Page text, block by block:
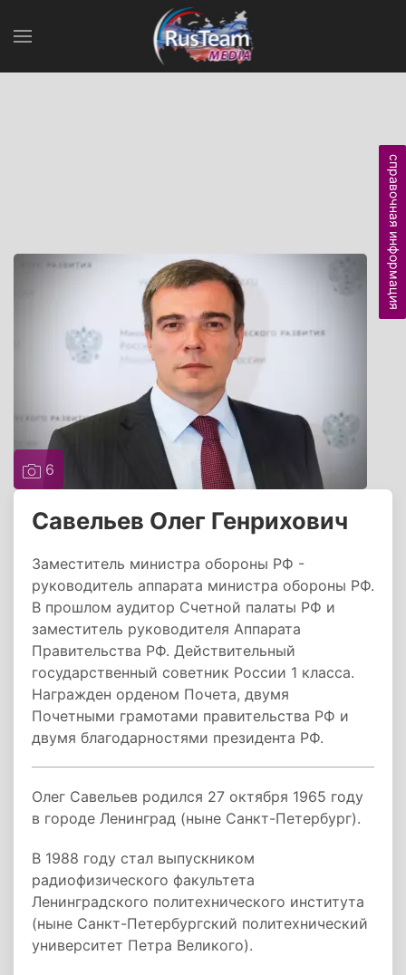
6
Савельев Олег Генрихович
Заместитель министра обороны РФ -
руководитель аппарата министра обороны РФ.
В прошлом аудитор Счетной палаты РФ и
заместитель руководителя Аппарата
Правительства РФ. Действительный
государственный советник России 1 класса.
Награжден орденом Почета, двумя
Почетными грамотами правительства РФ и
двумя благодарностями президента РФ.
Олег Савельев родился 27 октября 1965 году
в городе Ленинград (ныне Санкт-Петербург).
В 1988 году стал выпускником
радиофизического факультета
Ленинградского политехнического института
(ныне Санкт-Петербургский политехнический
университет Петра Великого).
справочная информация